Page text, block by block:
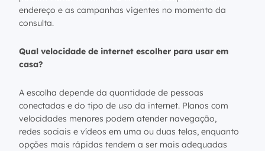
endereço e as campanhas vigentes no momento da
consulta.
Qual velocidade de internet escolher para usar em
casa?
A escolha depende da quantidade de pessoas
conectadas e do tipo de uso da internet. Planos com
velocidades menores podem atender navegação,
redes sociais e vídeos em uma ou duas telas, enquanto
opções mais rápidas tendem a ser mais adequadas